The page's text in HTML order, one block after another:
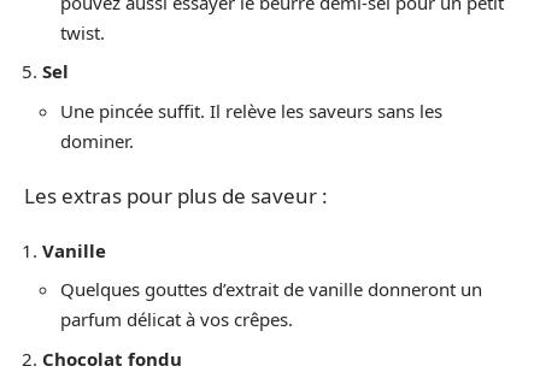
twist.
Sel
Une pincée suffit. Il relève les saveurs sans les
dominer.
Les extras pour plus de saveur :
Vanille
Quelques gouttes d’extrait de vanille donneront un
parfum délicat à vos crêpes.
Chocolat fondu